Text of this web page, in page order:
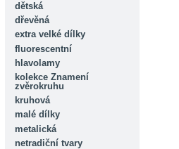
dětská
dřevěná
extra velké dílky
fluorescentní
hlavolamy
kolekce Znamení
zvěrokruhu
kruhová
malé dílky
metalická
netradiční tvary